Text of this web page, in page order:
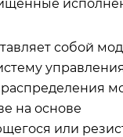
собой
на основе
или